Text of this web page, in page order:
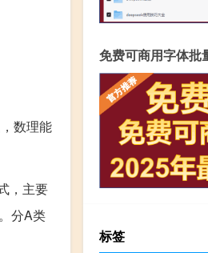
数理能
，主要
分A类
免费可商用字体批
标签